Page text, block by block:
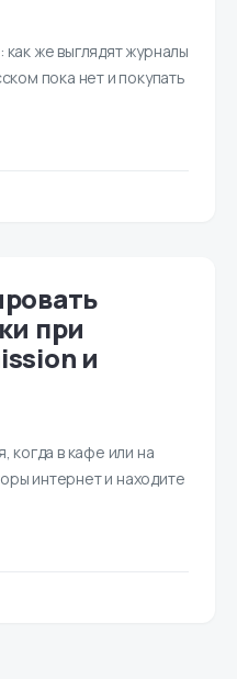
же выглядят журналы
пока нет и покупать
при
и
когда в кафе или на
интернет и находите